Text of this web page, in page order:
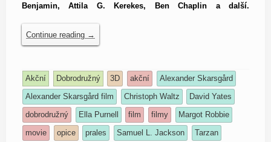
Benjamin, Attila G. Kerekes, Ben Chaplin a další.
Continue reading →
Akční Dobrodružný 3D akční
Alexander Skarsgård
Alexander Skarsgård film
Christoph Waltz
David Yates
dobrodružný
Ella Purnell film filmy
Margot Robbie
movie
opice prales Samuel L. Jackson
Tarzan